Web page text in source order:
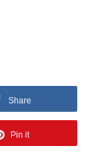
Share
Pin it